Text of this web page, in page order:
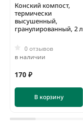
Конский компост,
термически
высушенный,
гранулированный, 2 л
0 отзывов
в наличии
170 ₽
В корзину